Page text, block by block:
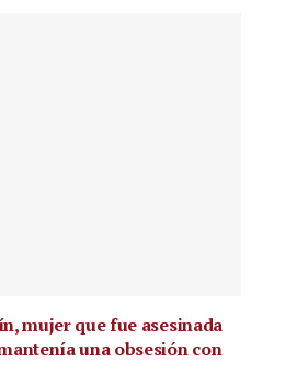
mujer que fue asesinada
una obsesión con